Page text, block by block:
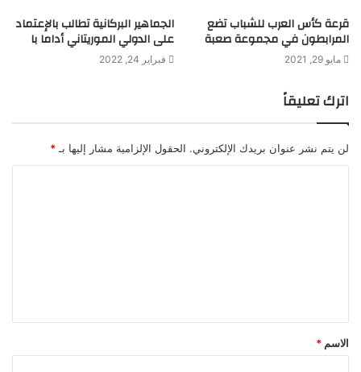
قرعة كأس العرب للشباب تضع
المرابطون في مجموعة صعبة
مايو 29, 2021
الجماهير البركانية تطالب بالإعتماد
على الدولي الموريتاني أداما با
فبراير 24, 2022
اترك تعليقاً
لن يتم نشر عنوان بريدك الإلكتروني. الحقول الإلزامية مشار إليها بـ *
ق
*
الاسم *